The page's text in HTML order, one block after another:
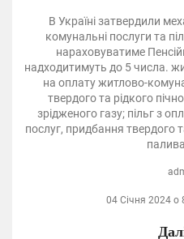
В Україні затвердили
комунальні послуги та
нараховуватиме
надходитимуть до 5 числа.
на оплату житлово-
твердого та рідкого
зрідженого газу; пільг з
послуг, придбання твердого
04 Січня 2024 о